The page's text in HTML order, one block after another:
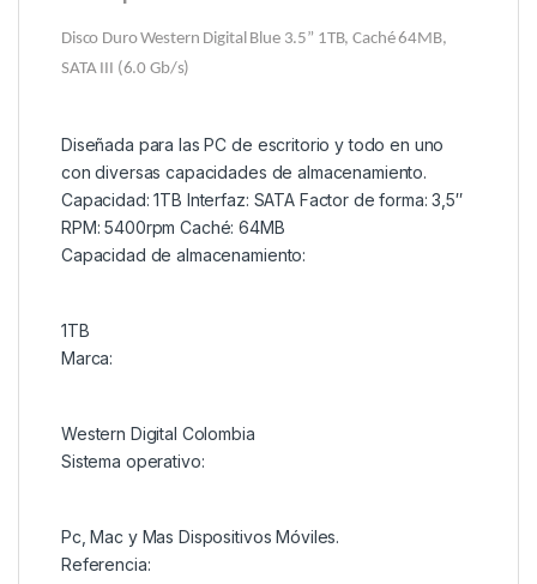
Disco Duro Western Digital Blue 3.5” 1TB, Caché 64MB,
SATA III (6.0 Gb/s)
Diseñada para las PC de escritorio y todo en uno
con diversas capacidades de almacenamiento.
Capacidad: 1TB Interfaz: SATA Factor de forma: 3,5″
RPM: 5400rpm Caché: 64MB
Capacidad de almacenamiento:
1TB
Marca:
Western Digital Colombia
Sistema operativo:
Pc, Mac y Mas Dispositivos Móviles.
Referencia: